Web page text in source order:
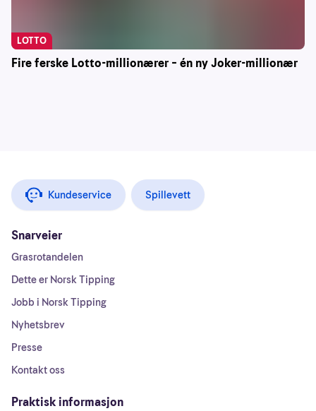
Fire ferske Lotto-millionærer – én ny Joker-millionær
LOTTO
Kundeservice Spillevett
Snarveier
Grasrotandelen
Dette er Norsk Tipping
Jobb i Norsk Tipping
Nyhetsbrev
Presse
Kontakt oss
Praktisk informasjon